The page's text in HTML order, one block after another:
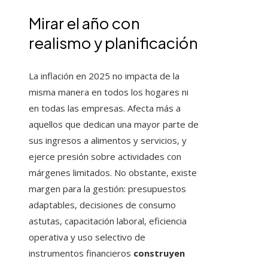
Mirar el año con
realismo y planificación
La inflación en 2025 no impacta de la
misma manera en todos los hogares ni
en todas las empresas. Afecta más a
aquellos que dedican una mayor parte de
sus ingresos a alimentos y servicios, y
ejerce presión sobre actividades con
márgenes limitados. No obstante, existe
margen para la gestión: presupuestos
adaptables, decisiones de consumo
astutas, capacitación laboral, eficiencia
operativa y uso selectivo de
instrumentos financieros construyen